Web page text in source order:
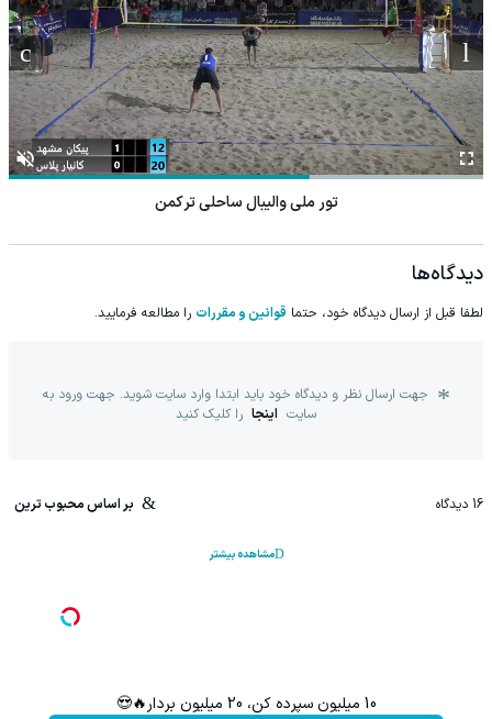
تور ملی والیبال ساحلی ترکمن
دیدگاه‌ها
لطفا قبل از ارسال دیدگاه خود، حتما قوانین و مقررات را مطالعه فرمایید.
جهت ارسال نظر و دیدگاه خود باید ابتدا وارد سایت شوید. جهت ورود به
سایت اینجا را کلیک کنید
16 دیدگاه بر اساس محبوب ترین
مشاهده بیشتر
10 میلیون سپرده کن، 20 میلیون بردار🔥😍